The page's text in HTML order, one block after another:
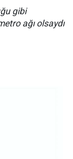
gibi
ağı olsaydı